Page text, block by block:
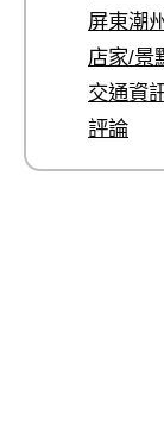
屏東潮
店家/景
交通資
評論